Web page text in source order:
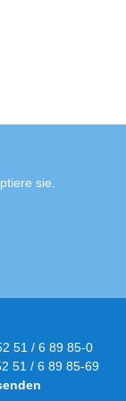
sie.
51 / 6 89 85-0
51 / 6 89 85-69